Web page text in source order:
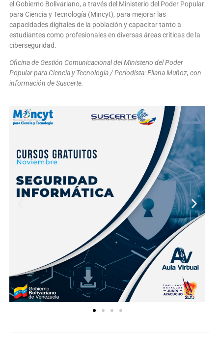
el Gobierno Bolivariano, a través del Ministerio del Poder Popular
para Ciencia y Tecnología (Mincyt), para mejorar las
capacidades digitales de la población y capacitar tanto a
estudiantes como profesionales en diversas áreas críticas de la
ciberseguridad.
Oficina de Gestión Comunicacional del Ministerio del Poder
Popular para Ciencia y Tecnología / Periodista: Eliana Muñoz, con
información de Suscerte.